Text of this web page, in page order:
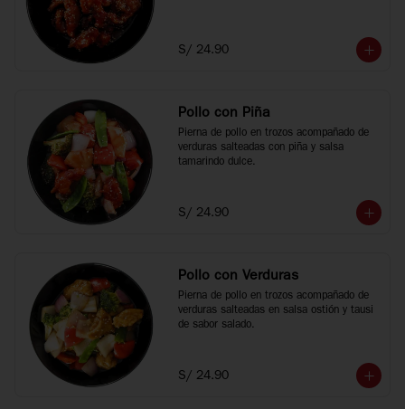
S/ 24.90
Pollo con Piña
Pierna de pollo en trozos acompañado de
verduras salteadas con piña y salsa
tamarindo dulce.
S/ 24.90
Pollo con Verduras
Pierna de pollo en trozos acompañado de
verduras salteadas en salsa ostión y tausi
de sabor salado.
S/ 24.90